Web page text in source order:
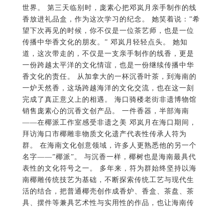
世界。 第三天临别时，庞素心把邓岚月亲手制作的线
香放进礼品盒，作为这次学习的纪念。 她笑着说：”希
望下次再见的时候，你不仅是一位茶艺师，也是一位
传播中华香文化的朋友。” 邓岚月轻轻点头。 她知
道，这次带走的，不仅是一支亲手制作的线香，更是
一份跨越太平洋的文化情谊，也是一份继续传播中华
香文化的责任。 从加拿大的一杯沉香叶茶，到海南的
一炉天然香，这场跨越海洋的文化交流，也在这一刻
完成了真正意义上的相遇。 海口骑楼老街非遗博物馆
销售庞素心的沉香文创产品。 一件香器，半部海南
——在椰派工作室感受非遗之美 邓岚月在海口期间，
拜访海口市椰雕非物质文化遗产代表性传承人符为
群。 在海南文化创意领域，许多人更熟悉他的另一个
名字——”椰派”。 与沉香一样，椰树也是海南最具代
表性的文化符号之一。 多年来，符为群始终坚持以海
南椰雕传统技艺为基础，不断探索传统工艺与现代生
活的结合，把普通椰壳创作成香炉、香盒、茶盘、茶
具、摆件等兼具艺术性与实用性的作品，也让海南传